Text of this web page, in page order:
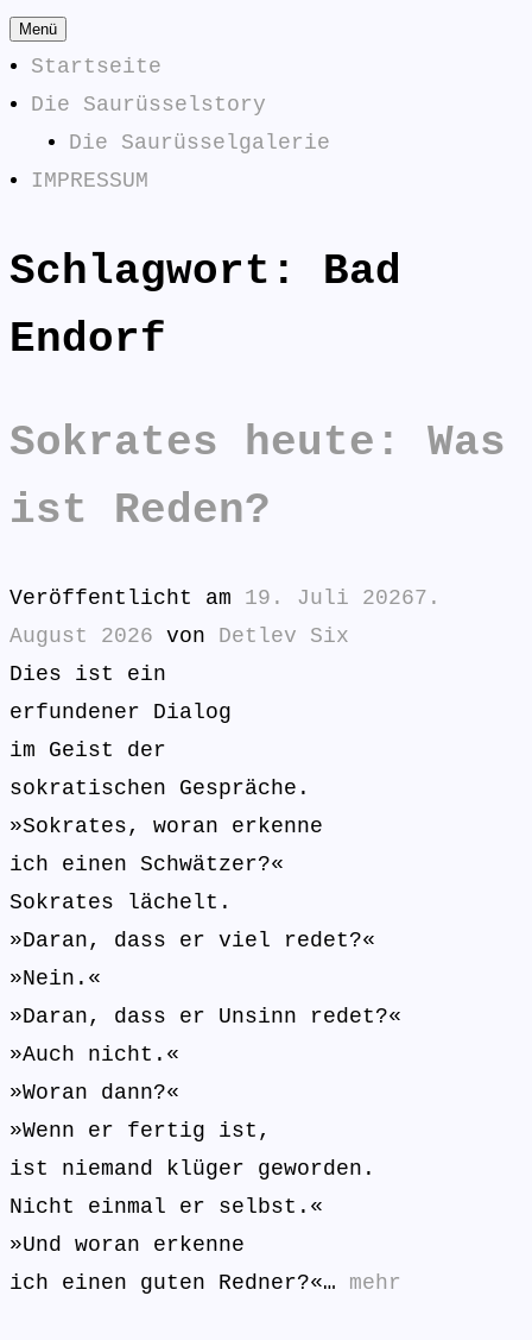
Zum
Inhalt
springen
Menü
Startseite
Die Saurüsselstory
Die Saurüsselgalerie
IMPRESSUM
SAURÜSSELPHILOSOPHEN
Die
Saurüsselphilosophen
antworten:
Schlagwort: Bad
Endorf
Sokrates heute: Was
ist Reden?
Veröffentlicht am 19. Juli 20267.
August 2026 von Detlev Six
Dies ist ein
erfundener Dialog
im Geist der
sokratischen Gespräche.
»Sokrates, woran erkenne
ich einen Schwätzer?«
Sokrates lächelt.
»Daran, dass er viel redet?«
»Nein.«
»Daran, dass er Unsinn redet?«
»Auch nicht.«
»Woran dann?«
»Wenn er fertig ist,
ist niemand klüger geworden.
Nicht einmal er selbst.«
»Und woran erkenne
ich einen guten Redner?«… mehr